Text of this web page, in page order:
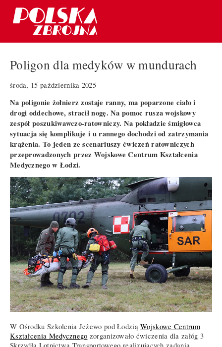
Poligon dla medyków w mundurach
środa, 15 października 2025
Na poligonie żołnierz zostaje ranny, ma poparzone ciało i
drogi oddechowe, stracił nogę. Na pomoc rusza wojskowy
zespół poszukiwawczo-ratowniczy. Na pokładzie śmigłowca
sytuacja się komplikuje i u rannego dochodzi od zatrzymania
krążenia. To jeden ze scenariuszy ćwiczeń ratowniczych
przeprowadzonych przez Wojskowe Centrum Kształcenia
Medycznego w Łodzi.
W Ośrodku Szkolenia Jeżewo pod ŁodziąWojskowe Centrum
Kształcenia Medycznego zorganizowało ćwiczenia dla załóg 3